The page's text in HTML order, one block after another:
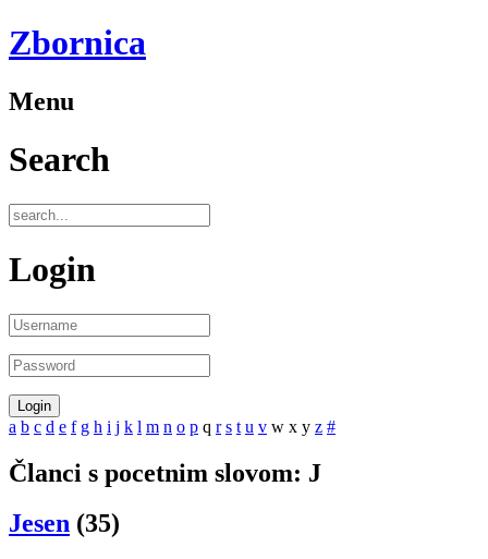
Zbornica
Menu
Search
Login
a b c d e f g h i j k l m n o p q r s t u v w x y z #
Članci s pocetnim slovom: J
Jesen (35)